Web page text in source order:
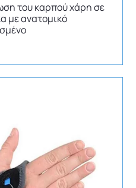
του καρπού χάρη σε
με ανατομικό